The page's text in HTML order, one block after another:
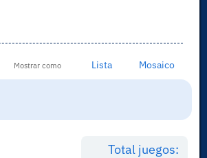
Mostrar como Lista Mosaico
Total juegos: